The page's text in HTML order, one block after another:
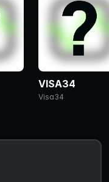
VISA34
Visa34